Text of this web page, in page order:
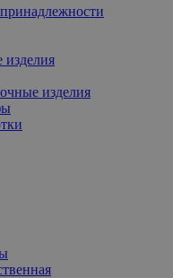
изделия
изделия